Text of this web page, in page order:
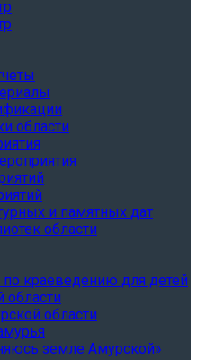
области
и памятных дат
области
краеведению для детей
области
области
земле Амурской»